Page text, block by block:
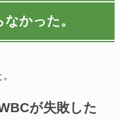
かった。
が失敗した